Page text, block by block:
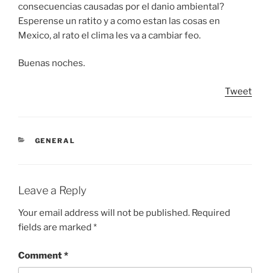
consecuencias causadas por el danio ambiental?
Esperense un ratito y a como estan las cosas en
Mexico, al rato el clima les va a cambiar feo.
Buenas noches.
Tweet
CATEGORIES
GENERAL
Leave a Reply
Your email address will not be published. Required
fields are marked *
Comment*